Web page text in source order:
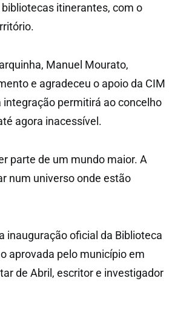
bibliotecas itinerantes, com o
Manuel Mourato,
e agradeceu o apoio da CIM
integração permitirá ao concelho
agora inacessível.
parte de um mundo maior. A
num universo onde estão
inauguração oficial da Biblioteca
aprovada pelo município em
de Abril, escritor e investigador